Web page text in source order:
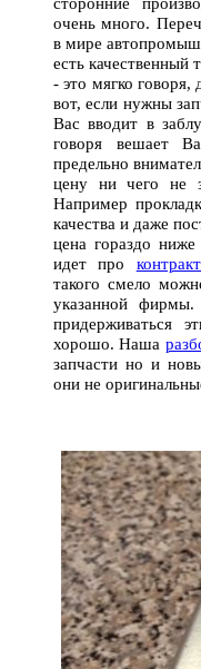
очень много.
в мире
есть качественный
- это мягко
вот, если нужны
Вас вводит в
говоря вешает
предельно
цену ни чего не
Например
качества и даже
цена гораздо
идет про
такого смело
указанной
придерживаться
хорошо. Наша
запчасти но и
они не